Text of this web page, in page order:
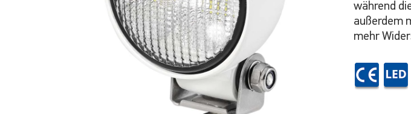
während
außerdem
mehr